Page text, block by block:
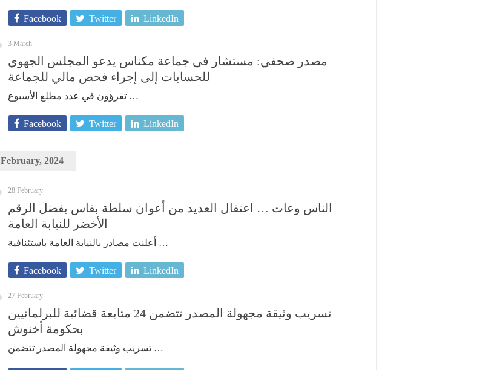
Facebook Twitter LinkedIn
3 March
مصدر صحفي: مستشار في جماعة مكناس يدعو المجلس الجهوي
للحسابات إلى إجراء فحص مالي للجماعة
تقرؤون في عدد مطلع الأسبوع …
Facebook Twitter LinkedIn
February, 2024
28 February
الناس وعات … اعتقال العديد من أعوان سلطة بفاس بفضل الرقم
الأخضر للنيابة العامة
أعلنت مصادر بالنيابة العامة باستئنافية …
Facebook Twitter LinkedIn
27 February
تسريب وثيقة مجهولة المصدر تتضمن 24 متابعة قضائية للبرلمانيين
بحكومة أخنوش
تسريب وثيقة مجهولة المصدر تتضمن …